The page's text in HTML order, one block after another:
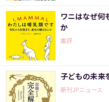
ワニはなぜ何
か
書評
子どもの未来
新刊JPニュース